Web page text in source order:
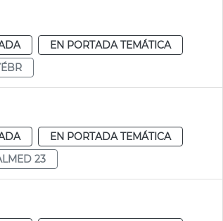
EN PORTADA TEMÁTICA
EN PORTADA TEMÁTICA
23